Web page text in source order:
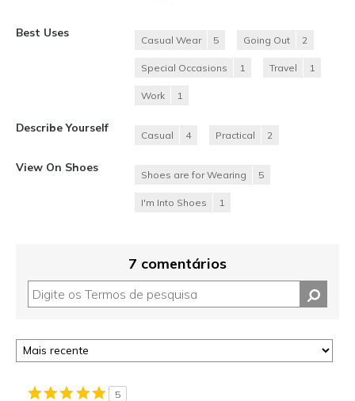
Best Uses
Casual Wear 5 Going Out 2
Special Occasions 1 Travel 1
Work 1
Describe Yourself
Casual 4 Practical 2
View On Shoes
Shoes are for Wearing 5
I'm Into Shoes 1
7 comentários
5